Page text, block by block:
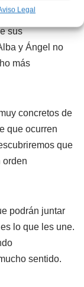
Legal
sus
y Ángel no
más
concretos de
que ocurren
que
orden
podrán juntar
lo que les une.
sentido.